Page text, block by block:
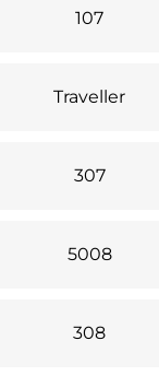
107
Traveller
307
5008
308